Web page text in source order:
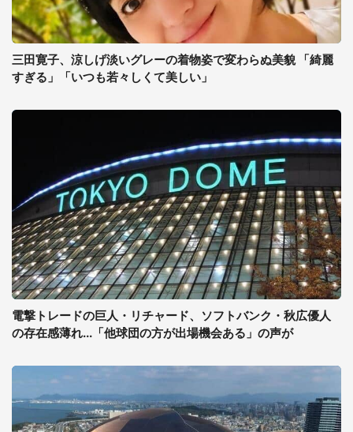
三田寛子、涼しげ淡いグレーの着物姿で変わらぬ美貌 「綺麗
すぎる」「いつも若々しくて美しい」
電撃トレードの巨人・リチャード、ソフトバンク・秋広優人
の存在感薄れ...「他球団の方が出場機会ある」の声が